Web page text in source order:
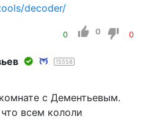
decoder/
0 0 0
15558
с Дементьевым.
всем кололи